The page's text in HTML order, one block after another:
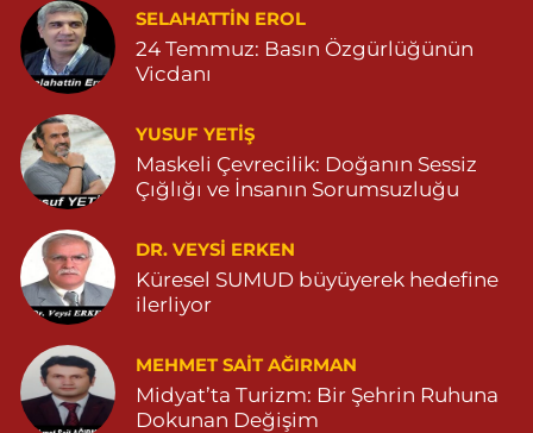
Dara Eczanesi
NUR MAHALLESİ VALİ OZAN CADDESİ DIŞ KAPI NO:122G
DEVLET HASTANESİ KARŞISI (DİYARBAKIR YOLU CEPHESİ)
04822125304
0 (482) 212 53 04 Yol Tarifi Al
Özdemir Eczanesi
YENİ MAHALLE 3086 SOKAK NO:4 3 04825413121
0 (482) 541 31 21 Yol Tarifi Al
SELAHATTIN EROL
24 Temmuz: Basın Özgürlüğünün
Vicdanı
YUSUF YETİŞ
Maskeli Çevrecilik: Doğanın Sessiz
Çığlığı ve İnsanın Sorumsuzluğu
DR. VEYSI ERKEN
Küresel SUMUD büyüyerek hedefine
ilerliyor
MEHMET SAIT AĞIRMAN
Midyat’ta Turizm: Bir Şehrin Ruhuna
Dokunan Değişim